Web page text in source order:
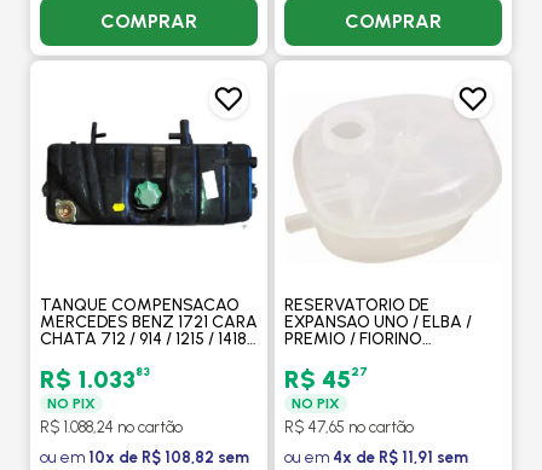
COMPRAR COMPRAR
TANQUE COMPENSACAO
MERCEDES BENZ 1721 CARA
CHATA 712 / 914 / 1215 / 1418 -
R$ 1.03383
NO PIX
R$ 1.088,24 no cartão
ou em 10x de R$ 108,82 sem
RESERVATORIO DE
EXPANSAO UNO / ELBA /
PREMIO / FIORINO
GONEL
R$ 4527
NO PIX
R$ 47,65 no cartão
ou em 4x de R$ 11,91 sem